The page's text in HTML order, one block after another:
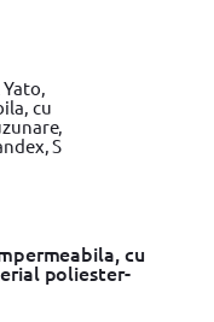
cu
poliester-